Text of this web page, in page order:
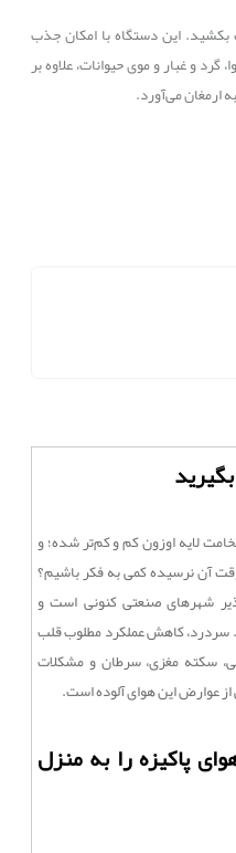
این دستگاه با امکان جذب
و غبار و موی حیوانات، علاوه بر
ارمغان می‌آورد.
لایه اوزون کم و کم‌تر شده؛ و
آن نرسیده کمی به فکر باشیم؟
شهرهای صنعتی کنونی است و
کاهش عملکرد مطلوب قلب
سکته مغزی، سرطان و مشکلات
عوارض این هوای آلوده است.
پاکیزه را به منزل